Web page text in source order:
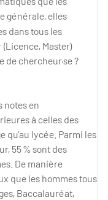
générale, elles
dans tous les
Master)
chercheur·se ?
notes en
à celles des
qu’au lycée. Parmi les
55 % sont des
De manière
que les hommes tous
Baccalauréat,